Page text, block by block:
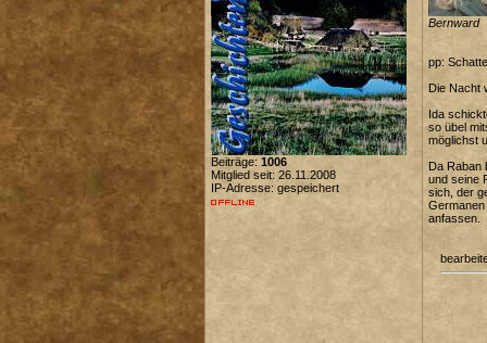
Beiträge: 1006
Mitglied seit: 26.11.2008
IP-Adresse: gespeichert
Bernward
pp:
Die Nacht
Ida
so übel
möglichst
Da Raban
und seine
sich, der
anfassen.